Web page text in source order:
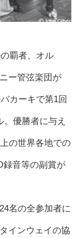
覇者、オル
ー管弦楽団が
カーキで第1回
優勝者に与え
の世界各地での
録音等の副賞が
名の全参加者に
インウェイの協